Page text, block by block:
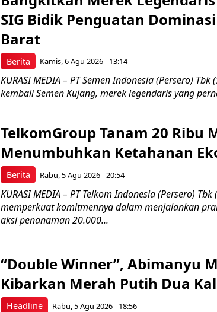
Berita
SIG Bidik Penguatan
Barat
Kamis, 6 Agu 2026 - 13:14
KURASI MEDIA – PT Semen Indonesia (Persero)
kembali Semen Kujang, merek legendaris yang
Berita
TelkomGroup Tanam 20 Ribu
Menumbuhkan Ketahanan
Rabu, 5 Agu 2026 - 20:54
KURASI MEDIA – PT Telkom Indonesia (Persero)
memperkuat komitmennya dalam menjalankan
aksi penanaman 20.000...
Headline
“Double Winner”, Abimanyu
Kibarkan Merah Putih Dua
Rabu, 5 Agu 2026 - 18:56